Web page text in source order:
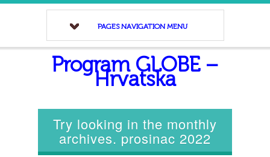
PAGES NAVIGATION MENU
Program GLOBE –
Hrvatska
Try looking in the monthly
archives. prosinac 2022